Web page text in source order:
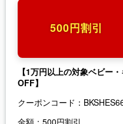
500円割引
【1万円以上の対象ベビー
OFF】
クーポンコード：
金額： 500円割引